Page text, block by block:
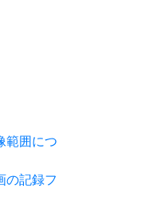
範囲につ
の記録フ